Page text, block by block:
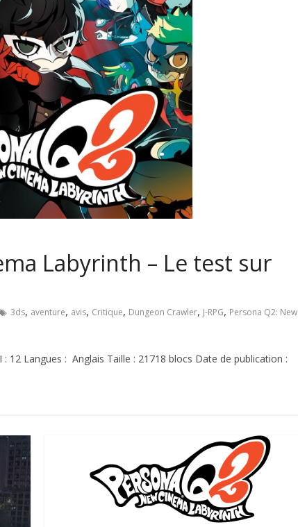
Labyrinth – Le test sur
3ds, aventure, avis, Critique, Dungeon Crawler, J-RPG, Persona Q2: New
: 12 Langues : Anglais Taille : 21718 blocs Date de publication :